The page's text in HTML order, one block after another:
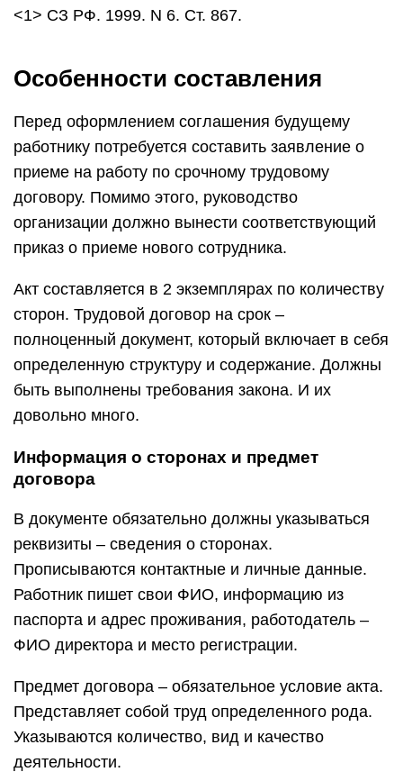
<1> СЗ РФ. 1999. N 6. Ст. 867.
Особенности составления
Перед оформлением соглашения будущему
работнику потребуется составить заявление о
приеме на работу по срочному трудовому
договору. Помимо этого, руководство
организации должно вынести соответствующий
приказ о приеме нового сотрудника.
Акт составляется в 2 экземплярах по количеству
сторон. Трудовой договор на срок –
полноценный документ, который включает в себя
определенную структуру и содержание. Должны
быть выполнены требования закона. И их
довольно много.
Информация о сторонах и предмет
договора
В документе обязательно должны указываться
реквизиты – сведения о сторонах.
Прописываются контактные и личные данные.
Работник пишет свои ФИО, информацию из
паспорта и адрес проживания, работодатель –
ФИО директора и место регистрации.
Предмет договора – обязательное условие акта.
Представляет собой труд определенного рода.
Указываются количество, вид и качество
деятельности.